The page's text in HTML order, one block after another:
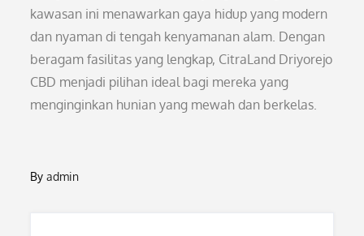
kawasan ini menawarkan gaya hidup yang modern
dan nyaman di tengah kenyamanan alam. Dengan
beragam fasilitas yang lengkap, CitraLand Driyorejo
CBD menjadi pilihan ideal bagi mereka yang
menginginkan hunian yang mewah dan berkelas.
Byadmin